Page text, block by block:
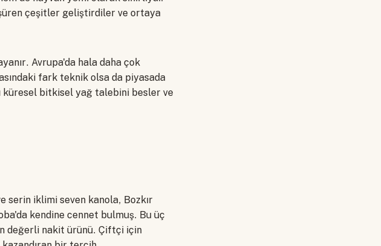
çeşitler geliştirdiler ve ortaya
Avrupa'da hala daha çok
fark teknik olsa da piyasada
küresel bitkisel yağ talebini besler ve
serin iklimi seven kanola, Bozkır
kendine cennet bulmuş. Bu üç
değerli nakit ürünü. Çiftçi için